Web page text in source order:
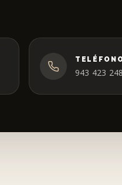
943 423 248